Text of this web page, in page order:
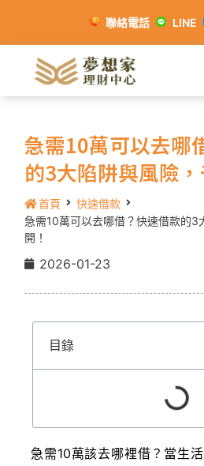
聯絡電話 LINE
急需10萬可以去哪
的3大陷阱與風險，
首頁
快速借款
急需10萬可以去哪借？快速借款的3
開！
2026-01-23
目錄
急需10萬該去哪裡借？當生